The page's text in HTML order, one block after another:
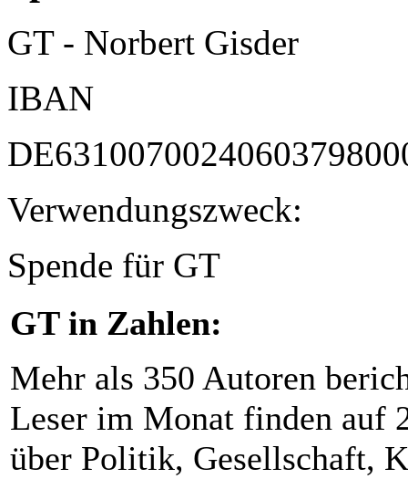
GT - Norbert Gisder
IBAN
Verwendungszweck:
Spende für GT
GT in Zahlen:
Mehr als 350 Autoren
Leser im Monat finden auf
über Politik, Gesellschaft,